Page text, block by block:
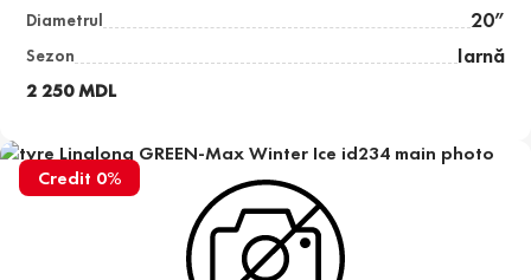
Diametrul 20”
Sezon Iarnă
2 250 MDL
Credit 0%